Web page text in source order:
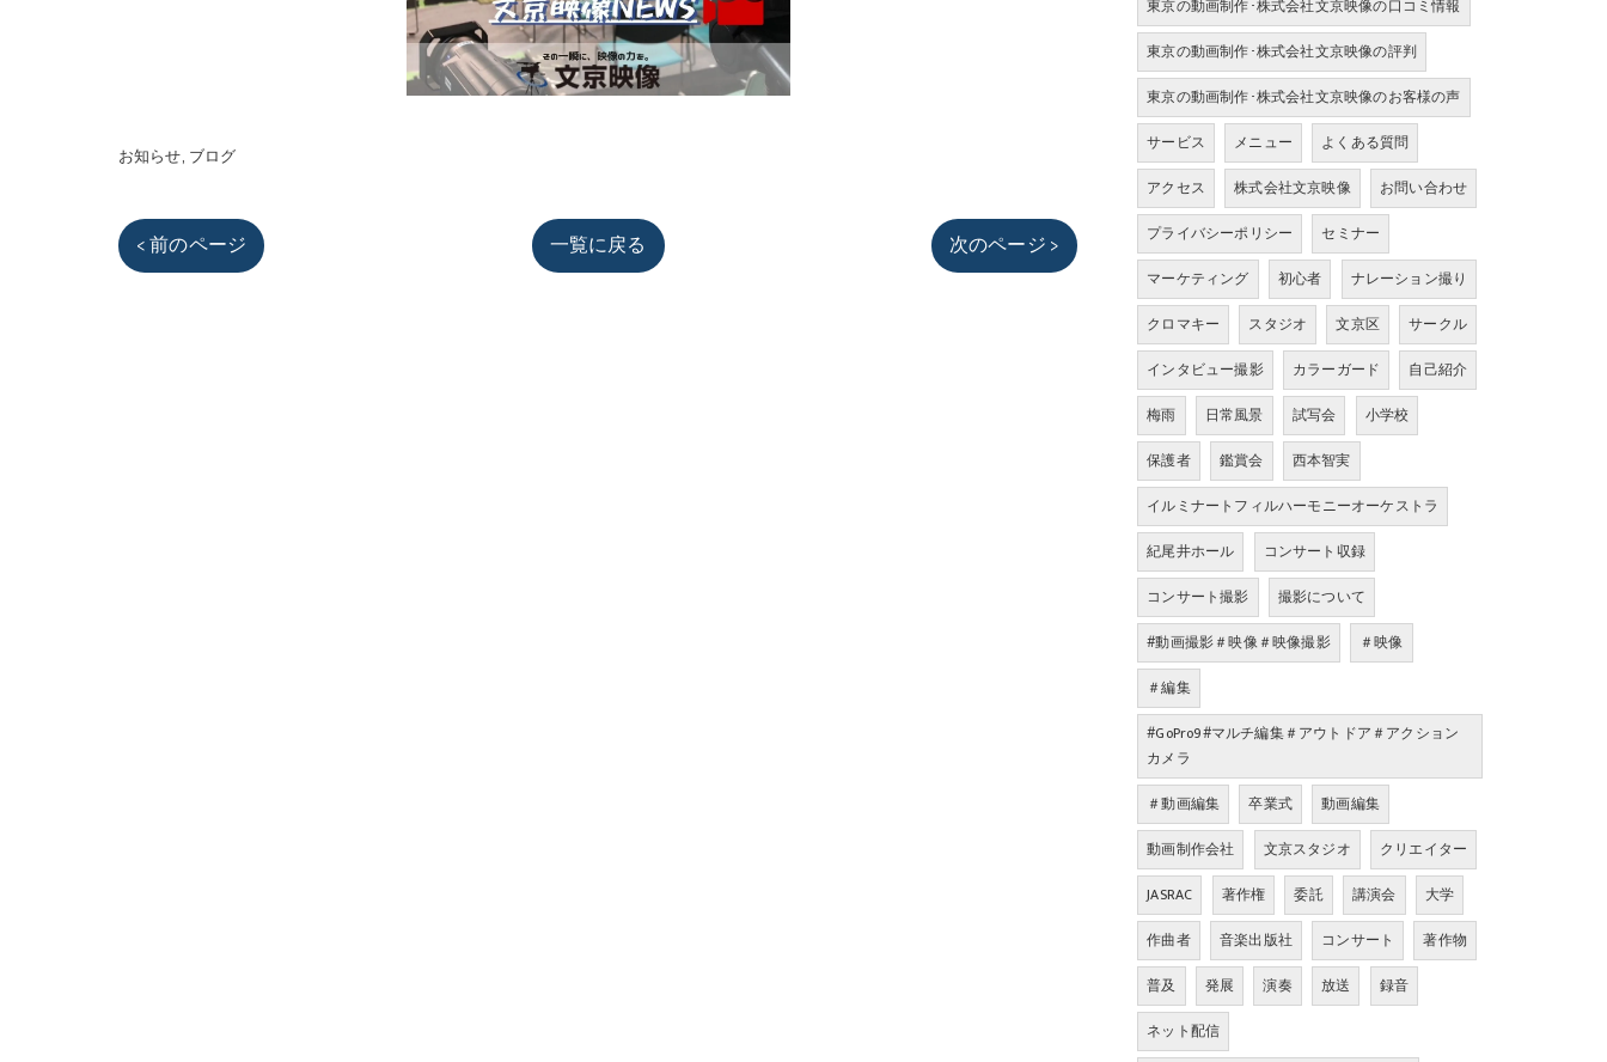
お知らせ ブログ
< 前のページ 一覧に戻る 次のページ >
東京の動画制作･株式会社文京映像の口コミ情報
東京の動画制作･株式会社文京映像の評判
東京の動画制作･株式会社文京映像のお客様の声
サービス
メニュー
よくある質問
アクセス
株式会社文京映像
お問い合わせ
プライバシーポリシー
セミナー
マーケティング
初心者
ナレーション撮り
クロマキー
スタジオ 文京区
サークル
インタビュー撮影
カラーガード
自己紹介
梅雨
日常風景 試写会
小学校
保護者
鑑賞会
西本智実
イルミナートフィルハーモニーオーケストラ
紀尾井ホール
コンサート収録
コンサート撮影
撮影について
#動画撮影＃映像＃映像撮影
＃映像
＃編集
#GoPro9#マルチ編集＃アウトドア＃アクション
カメラ
＃動画編集
卒業式
動画編集
動画制作会社
文京スタジオ
クリエイター
JASRAC
著作権 委託 講演会
大学
作曲者
音楽出版社 コンサート
著作物
普及
発展 演奏 放送
録音
ネット配信